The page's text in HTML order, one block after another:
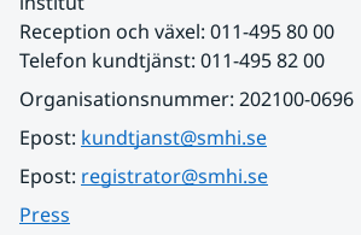
Reception och växel: 011-495 80 00
Telefon kundtjänst: 011-495 82 00
Organisationsnummer: 202100-0696
Epost: kundtjanst@smhi.se
Epost: registrator@smhi.se
Press